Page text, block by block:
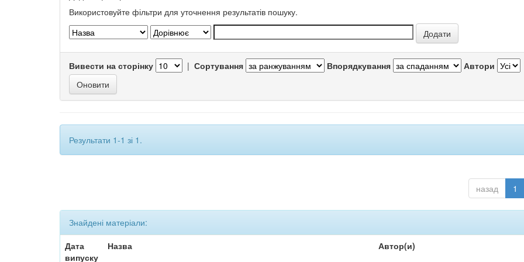
Використовуйте фільтри для уточнення результатів пошуку.
Вивести на сторінку | Сортування Впорядкування Автори
Результати 1-1 зі 1.
назад 1
Знайдені матеріали:
Дата
випуску
Назва Автор(и)